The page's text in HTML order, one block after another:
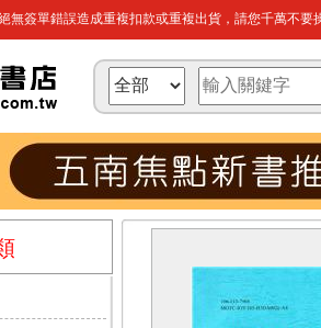
無簽單錯誤造成重複扣款或重複出貨，請您千萬不要